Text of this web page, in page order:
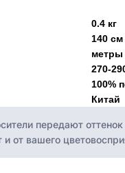
0.4 кг
140 см
метры
270-
100%
Китай
передают оттенок
и от вашего